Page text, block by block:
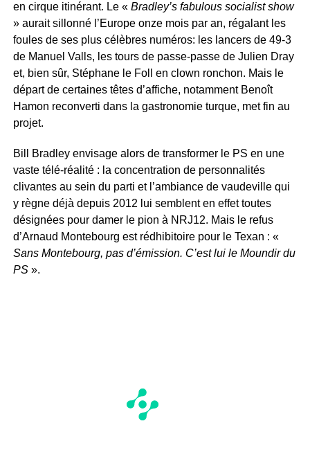
en cirque itinérant. Le « Bradley’s fabulous socialist show
» aurait sillonné l’Europe onze mois par an, régalant les
foules de ses plus célèbres numéros: les lancers de 49-3
de Manuel Valls, les tours de passe-passe de Julien Dray
et, bien sûr, Stéphane le Foll en clown ronchon. Mais le
départ de certaines têtes d’affiche, notamment Benoît
Hamon reconverti dans la gastronomie turque, met fin au
projet.
Bill Bradley envisage alors de transformer le PS en une
vaste télé-réalité : la concentration de personnalités
clivantes au sein du parti et l’ambiance de vaudeville qui
y règne déjà depuis 2012 lui semblent en effet toutes
désignées pour damer le pion à NRJ12. Mais le refus
d’Arnaud Montebourg est rédhibitoire pour le Texan : «
Sans Montebourg, pas d’émission. C’est lui le Moundir du
PS».